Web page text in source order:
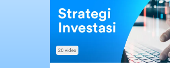
20 video